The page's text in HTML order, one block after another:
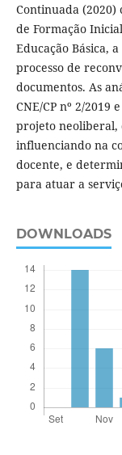
Continuada (2020)
de Formação
Educação Básica,
processo de
documentos. As
CNE/CP nº 2/2019
projeto neoliberal,
influenciando na
docente, e
para atuar a
DOWNLOADS